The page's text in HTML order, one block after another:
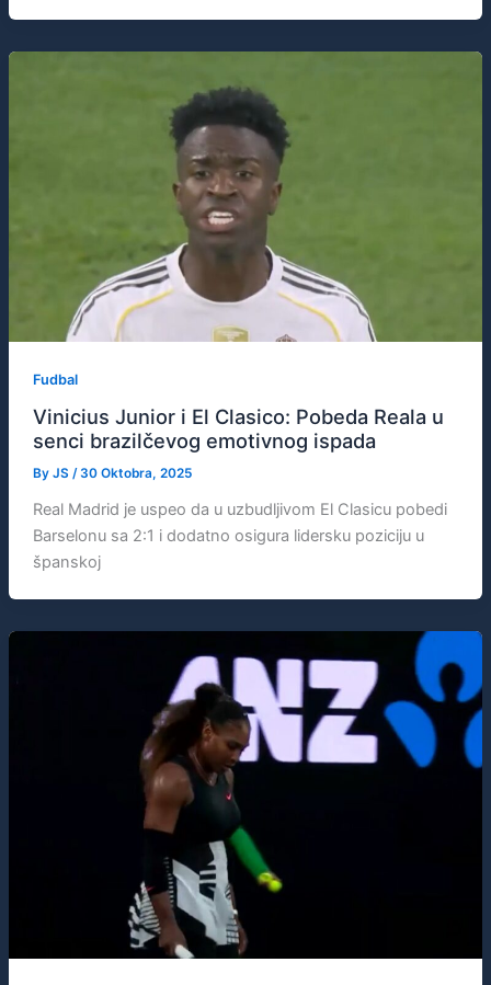
Fudbal
Vinicius Junior i El Clasico: Pobeda Reala u
senci brazilčevog emotivnog ispada
By JS /30 Oktobra, 2025
Real Madrid je uspeo da u uzbudljivom El Clasicu pobedi
Barselonu sa 2:1 i dodatno osigura lidersku poziciju u
španskoj